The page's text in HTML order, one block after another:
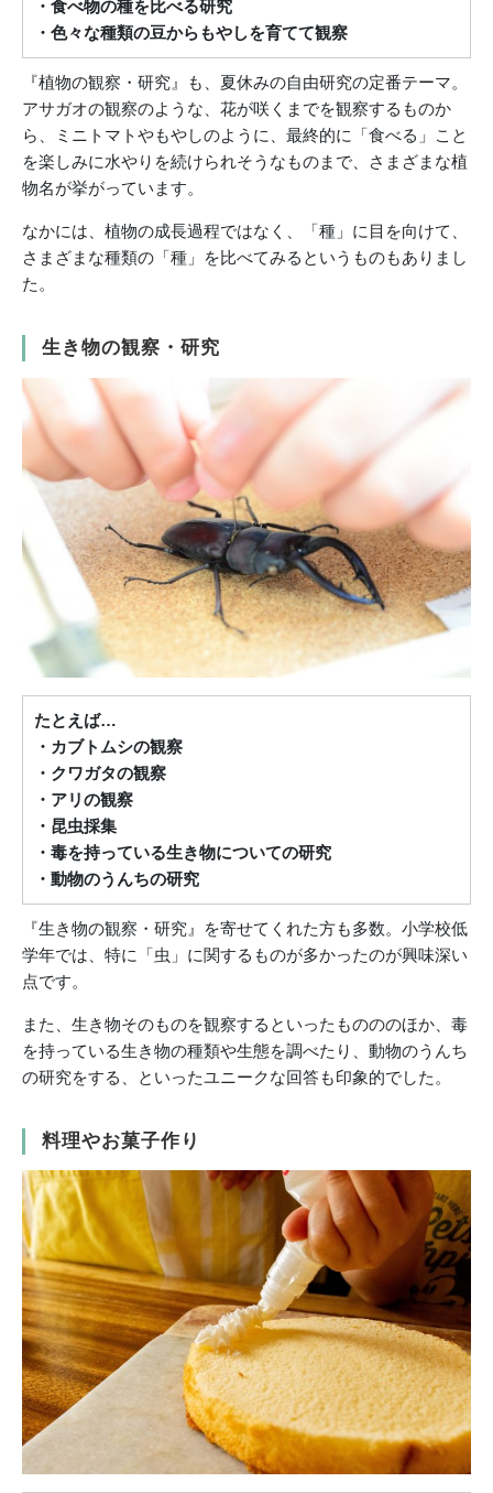
・食べ物の種を比べる研究
・色々な種類の豆からもやしを育てて観察
『植物の観察・研究』も、夏休みの自由研究の定番テーマ。
アサガオの観察のような、花が咲くまでを観察するものか
ら、ミニトマトやもやしのように、最終的に「食べる」こと
を楽しみに水やりを続けられそうなものまで、さまざまな植
物名が挙がっています。
なかには、植物の成長過程ではなく、「種」に目を向けて、
さまざまな種類の「種」を比べてみるというものもありまし
た。
生き物の観察・研究
たとえば…
・カブトムシの観察
・クワガタの観察
・アリの観察
・昆虫採集
・毒を持っている生き物についての研究
・動物のうんちの研究
『生き物の観察・研究』を寄せてくれた方も多数。小学校低
学年では、特に「虫」に関するものが多かったのが興味深い
点です。
また、生き物そのものを観察するといったものののほか、毒
を持っている生き物の種類や生態を調べたり、動物のうんち
の研究をする、といったユニークな回答も印象的でした。
料理やお菓子作り